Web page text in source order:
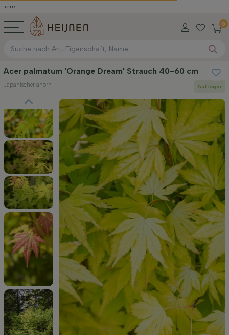
0
Acer palmatum 'Orange Dream' Strauch 40-60 cm
Japanischer ahorn Auf lager